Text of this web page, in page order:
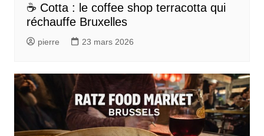
☕ Cotta : le coffee shop terracotta qui
réchauffe Bruxelles
pierre 23 mars 2026